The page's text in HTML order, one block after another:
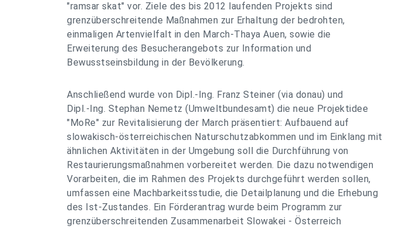
"ramsar skat" vor. Ziele des bis 2012 laufenden Projekts sind
grenzüberschreitende Maßnahmen zur Erhaltung der bedrohten,
einmaligen Artenvielfalt in den March-Thaya Auen, sowie die
Erweiterung des Besucherangebots zur Information und
Bewusstseinsbildung in der Bevölkerung.
Anschließend wurde von Dipl.-Ing. Franz Steiner (via donau) und
Dipl.-Ing. Stephan Nemetz (Umweltbundesamt) die neue Projektidee
"MoRe" zur Revitalisierung der March präsentiert: Aufbauend auf
slowakisch-österreichischen Naturschutzabkommen und im Einklang mit
ähnlichen Aktivitäten in der Umgebung soll die Durchführung von
Restaurierungsmaßnahmen vorbereitet werden. Die dazu notwendigen
Vorarbeiten, die im Rahmen des Projekts durchgeführt werden sollen,
umfassen eine Machbarkeitsstudie, die Detailplanung und die Erhebung
des Ist-Zustandes. Ein Förderantrag wurde beim Programm zur
grenzüberschreitenden Zusammenarbeit Slowakei - Österreich